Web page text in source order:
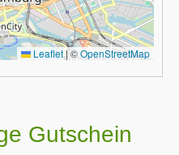
Leaflet| ©OpenStreetMap
Gutschein